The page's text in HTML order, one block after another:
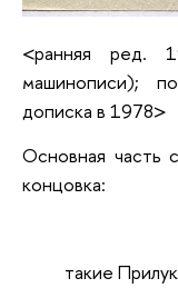
<ранняя ред.
машинописи);
дописка в 1978>
Основная часть
концовка:
такие